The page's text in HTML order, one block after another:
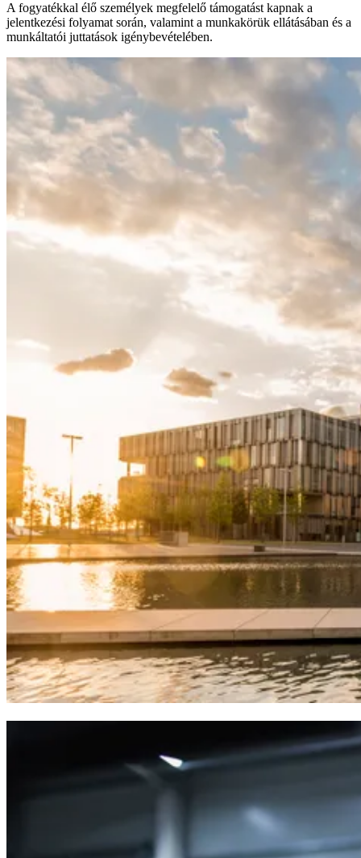
A fogyatékkal élő személyek megfelelő támogatást kapnak a
jelentkezési folyamat során, valamint a munkakörük ellátásában és a
munkáltatói juttatások igénybevételében.